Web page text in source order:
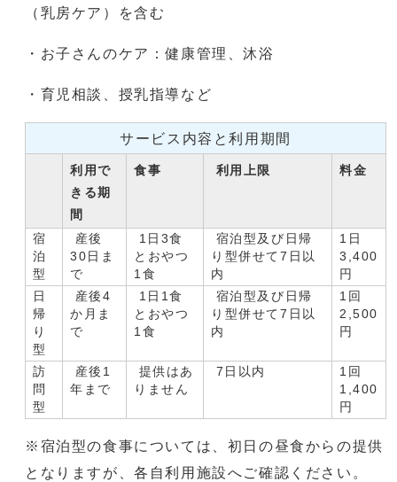
（乳房ケア）を含む
・お子さんのケア：健康管理、沐浴
・育児相談、授乳指導など
サービス内容と利用期間
利用で
きる期
間
食事 利用上限 料金
宿
泊
型
産後
30日ま
で
1日3食
とおやつ
1食
宿泊型及び日帰
り型併せて7日以
内
1日
3,400
円
日
帰
り
型
産後4
か月ま
で
1日1食
とおやつ
1食
宿泊型及び日帰
り型併せて7日以
内
1回
2,500
円
訪
問
型
産後1
年まで
提供はあ
りません
7日以内
1回
1,400
円
※宿泊型の食事については、初日の昼食からの提供
となりますが、各自利用施設へご確認ください。